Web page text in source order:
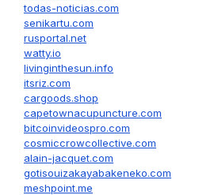
todas-noticias.com
senikartu.com
rusportal.net
watty.io
livinginthesun.info
itsriz.com
cargoods.shop
capetownacupuncture.com
bitcoinvideospro.com
cosmiccrowcollective.com
alain-jacquet.com
gotisouizakayabakeneko.com
meshpoint.me